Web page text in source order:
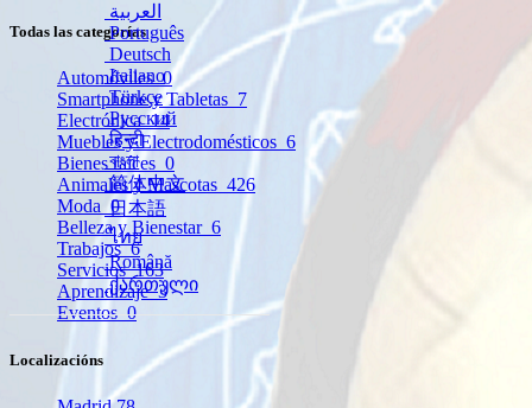
العربية
Português
Deutsch
Italiano
Türkçe
Русский
हिन्दी
বাংলা
简体中文
日本語
ไทย
Română
ქართული
Todas las categorías
Automóviles0
Smartphone y Tabletas 7
Electrónica14
Muebles y Electrodomésticos 6
Bienes raíces 0
Animales y Mascotas 426
Moda 0
Belleza y Bienestar 6
Trabajos6
Servicios163
Aprendizaje3
Eventos 0
Localizacións